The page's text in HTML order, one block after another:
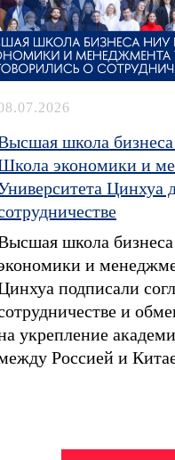
школа
экономики и
Цинхуа
школа
и
подписали
и
укрепление
Россией и